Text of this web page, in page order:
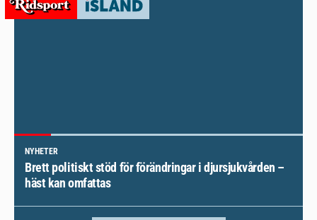
NYHETER
Brett politiskt stöd för förändringar i djursjukvården –
häst kan omfattas